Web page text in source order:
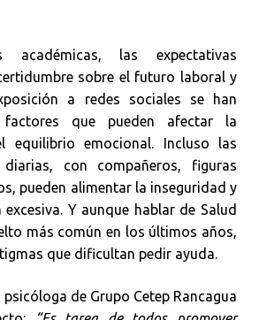
académicas, las expectativas
sobre el futuro laboral y
a redes sociales se han
que pueden afectar la
equilibrio emocional. Incluso las
diarias, con compañeros, figuras
pueden alimentar la inseguridad y
Y aunque hablar de Salud
más común en los últimos años,
que dificultan pedir ayuda.
de Grupo Cetep Rancagua